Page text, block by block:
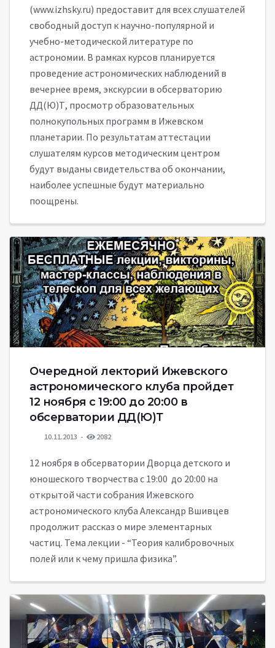
(www.izhsky.ru) предоставит для всех слушателей
свободный доступ к научно-популярной и
учебно-методической литературе по
астрономии. В рамках курсов планируется
проведение астрономических наблюдений в
вечернее время, экскурсии в обсерваторию
ДД(Ю)Т, просмотр образовательных
полнокупольных программ в Ижевском
планетарии. По результатам аттестации
слушателям курсов методическим центром
будут выданы свидетельства об окончании,
наиболее успешные будут материально
поощрены.
Очередной лекторий Ижевского
астрономического клуба пройдет
12 ноября с 19:00 до 20:00 в
обсерватории ДД(Ю)Т
10.11.2013 2082
12 ноября в обсерватории Дворца детского и
юношеского творчества с 19:00 до 20:00 на
открытой части собрания Ижевского
астрономического клуба Александр Вшивцев
продолжит рассказ о мире элементарных
частиц. Тема лекции - “Теория калибровочных
полей или к чему пришла физика”.